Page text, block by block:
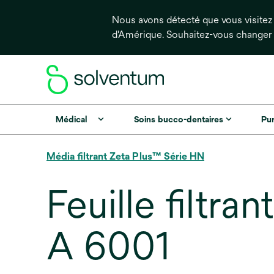
Nous avons détecté que vous
d'Amérique. Souhaitez-vous
Médical Soins bucco-dentaires
Média filtrant Zeta Plus™ Série HN
Feuille
A 6001